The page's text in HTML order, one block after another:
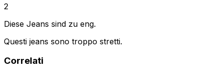
2
Diese Jeans sind zu eng.
Questi jeans sono troppo stretti.
Correlati